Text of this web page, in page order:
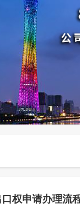
口权申请办理流